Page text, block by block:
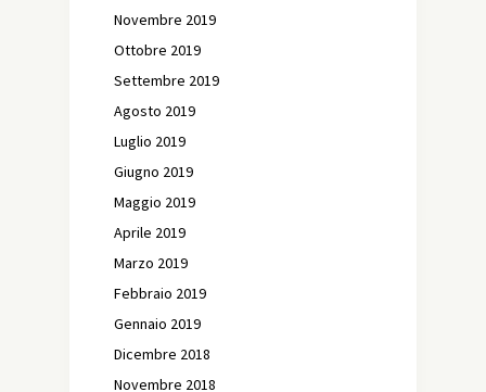
Novembre 2019
Ottobre 2019
Settembre 2019
Agosto 2019
Luglio 2019
Giugno 2019
Maggio 2019
Aprile 2019
Marzo 2019
Febbraio 2019
Gennaio 2019
Dicembre 2018
Novembre 2018